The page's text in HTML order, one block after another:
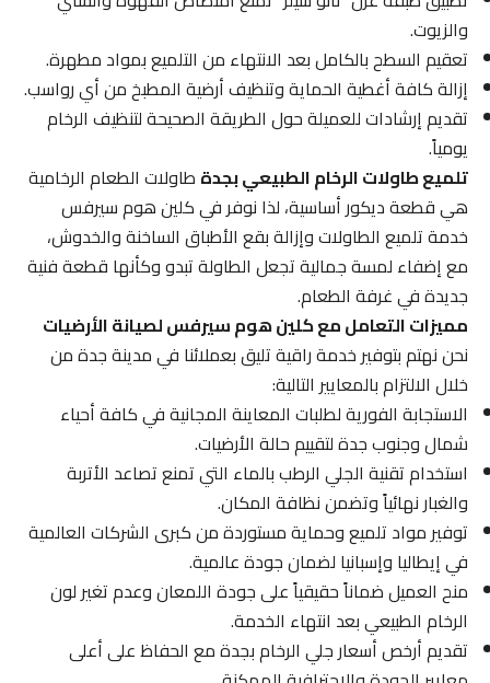
والزيوت.
تعقيم السطح بالكامل بعد الانتهاء من التلميع بمواد مطهرة.
إزالة كافة أغطية الحماية وتنظيف أرضية المطبخ من أي رواسب.
تقديم إرشادات للعميلة حول الطريقة الصحيحة لتنظيف الرخام
يومياً.
تلميع طاولات الرخام الطبيعي بجدةطاولات الطعام الرخامية
هي قطعة ديكور أساسية، لذا نوفر في كلين هوم سيرفس
خدمة تلميع الطاولات وإزالة بقع الأطباق الساخنة والخدوش،
مع إضفاء لمسة جمالية تجعل الطاولة تبدو وكأنها قطعة فنية
جديدة في غرفة الطعام.
مميزات التعامل مع كلين هوم سيرفس لصيانة الأرضيات
نحن نهتم بتوفير خدمة راقية تليق بعملائنا في مدينة جدة من
خلال الالتزام بالمعايير التالية:
الاستجابة الفورية لطلبات المعاينة المجانية في كافة أحياء
شمال وجنوب جدة لتقييم حالة الأرضيات.
استخدام تقنية الجلي الرطب بالماء التي تمنع تصاعد الأتربة
والغبار نهائياً وتضمن نظافة المكان.
توفير مواد تلميع وحماية مستوردة من كبرى الشركات العالمية
في إيطاليا وإسبانيا لضمان جودة عالمية.
منح العميل ضماناً حقيقياً على جودة اللمعان وعدم تغير لون
الرخام الطبيعي بعد انتهاء الخدمة.
تقديم أرخص أسعار جلي الرخام بجدة مع الحفاظ على أعلى